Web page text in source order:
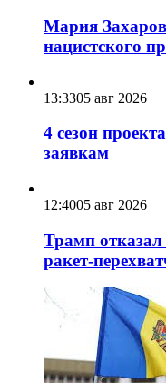
Мария
нацистского
13:3305 авг 2026
4 сезон
заявкам
12:4005 авг 2026
Трамп отказал
ракет-